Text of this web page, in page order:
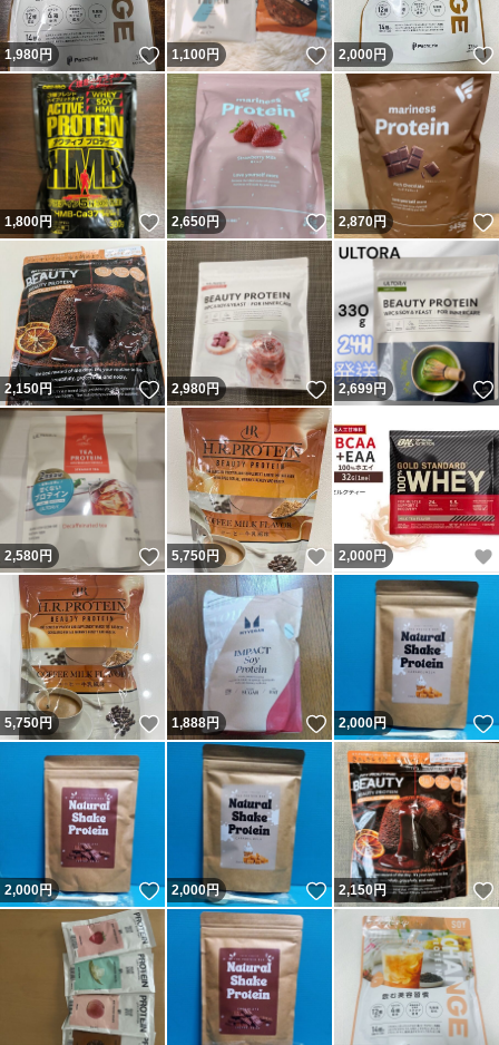
1,980円 いいね！
1,100円 いいね！
2,000円
1,800円 いいね！
2,650円 いいね！
2,870円
2,150円 いいね！
2,980円 いいね！
2,699円
2,580円 いいね！
5,750円 いいね！
2,000 円
5,750円 いいね！
1,888円 いいね！
2,000円
2,000円 いいね！
2,000円 いいね！
2,150円